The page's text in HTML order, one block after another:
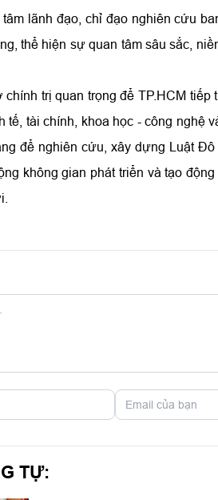
lãnh đạo, chỉ đạo nghiên cứu
thể hiện sự quan tâm sâu sắc,
trị quan trọng để TP.HCM tiếp
tế, tài chính, khoa học - công nghệ
để nghiên cứu, xây dựng Luật
không gian phát triển và tạo
TỰ: